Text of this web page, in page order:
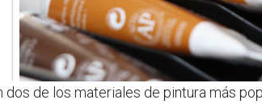
de los materiales de pintura más